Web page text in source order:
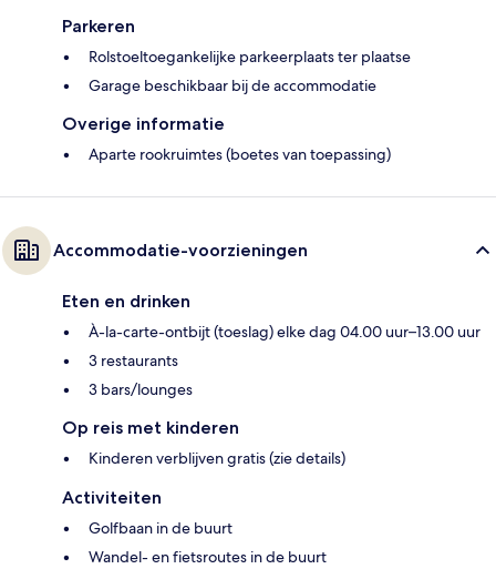
Parkeren
Rolstoeltoegankelijke parkeerplaats ter plaatse
Garage beschikbaar bij de accommodatie
Overige informatie
Aparte rookruimtes (boetes van toepassing)
Accommodatie-voorzieningen
Eten en drinken
À-la-carte-ontbijt (toeslag) elke dag 04.00 uur–13.00 uur
3 restaurants
3 bars/lounges
Op reis met kinderen
Kinderen verblijven gratis (zie details)
Activiteiten
Golfbaan in de buurt
Wandel- en fietsroutes in de buurt